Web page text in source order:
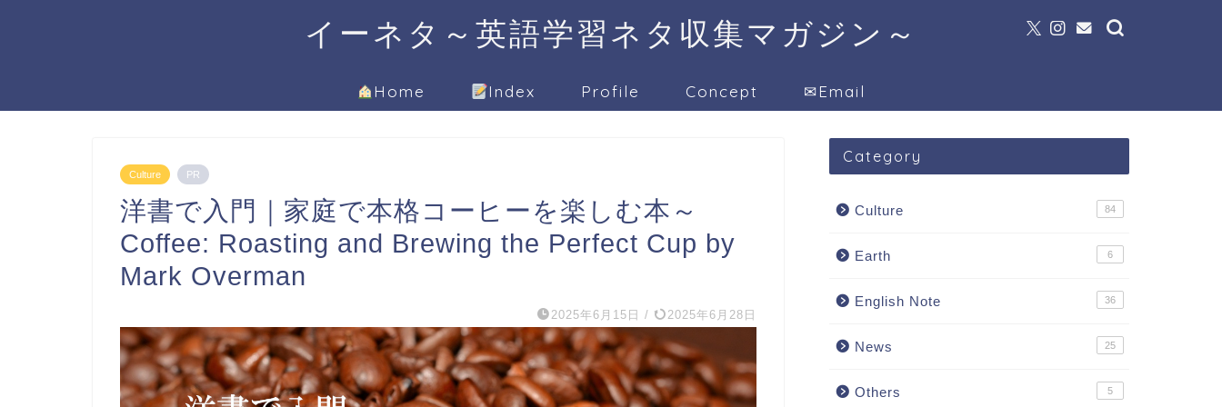
イーネタ～英語学習ネタ収集マガジン～
Home Index Profile Concept ✉Email
Culture PR
洋書で入門｜家庭で本格コーヒーを楽しむ本～
Coffee: Roasting and Brewing the Perfect Cup by
Mark Overman
2025年6月15日 / 2025年6月28日
Category
Culture 84
Earth 6
English Note 36
News 25
Others 5